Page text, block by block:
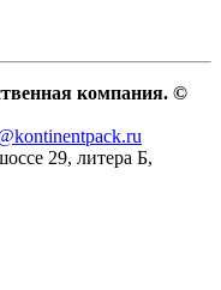
компания. ©
29, литера Б,